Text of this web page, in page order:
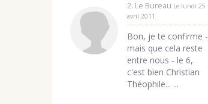
2. Le Bureau Le lundi 25
avril 2011
Bon, je te confirme -
mais que cela reste
entre nous - le 6,
c'est bien Christian
Théophile... ...